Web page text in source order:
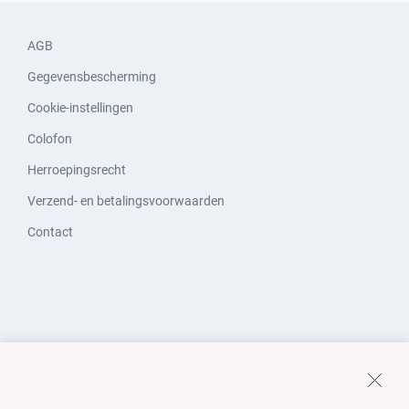
AGB
Gegevensbescherming
Cookie-instellingen
Colofon
Herroepingsrecht
Verzend- en betalingsvoorwaarden
Contact